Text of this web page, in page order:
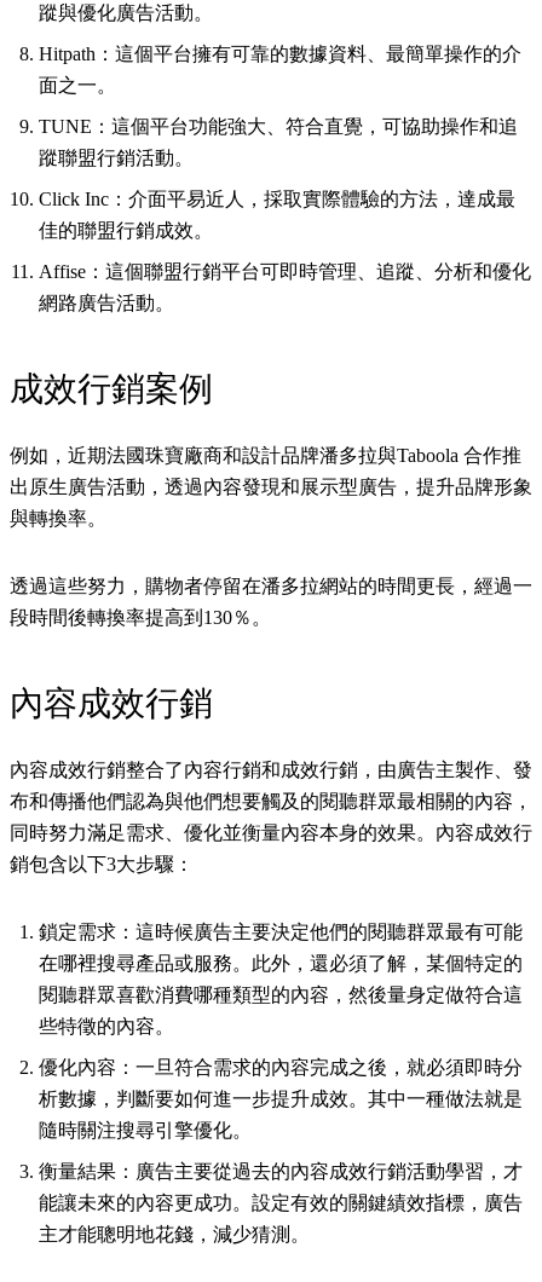
蹤與優化廣告活動。
Hitpath：這個平台擁有可靠的數據資料、最簡單操作的介
面之一。
TUNE：這個平台功能強大、符合直覺，可協助操作和追
蹤聯盟行銷活動。
Click Inc：介面平易近人，採取實際體驗的方法，達成最
佳的聯盟行銷成效。
Affise：這個聯盟行銷平台可即時管理、追蹤、分析和優化
網路廣告活動。
成效行銷案例
例如，近期法國珠寶廠商和設計品牌潘多拉與Taboola 合作推
出原生廣告活動，透過內容發現和展示型廣告，提升品牌形象
與轉換率。
透過這些努力，購物者停留在潘多拉網站的時間更長，經過一
段時間後轉換率提高到130％。
內容成效行銷
內容成效行銷整合了內容行銷和成效行銷，由廣告主製作、發
布和傳播他們認為與他們想要觸及的閱聽群眾最相關的內容，
同時努力滿足需求、優化並衡量內容本身的效果。內容成效行
銷包含以下3大步驟：
鎖定需求：這時候廣告主要決定他們的閱聽群眾最有可能
在哪裡搜尋產品或服務。此外，還必須了解，某個特定的
閱聽群眾喜歡消費哪種類型的內容，然後量身定做符合這
些特徵的內容。
優化內容：一旦符合需求的內容完成之後，就必須即時分
析數據，判斷要如何進一步提升成效。其中一種做法就是
隨時關注搜尋引擎優化。
衡量結果：廣告主要從過去的內容成效行銷活動學習，才
能讓未來的內容更成功。設定有效的關鍵績效指標，廣告
主才能聰明地花錢，減少猜測。